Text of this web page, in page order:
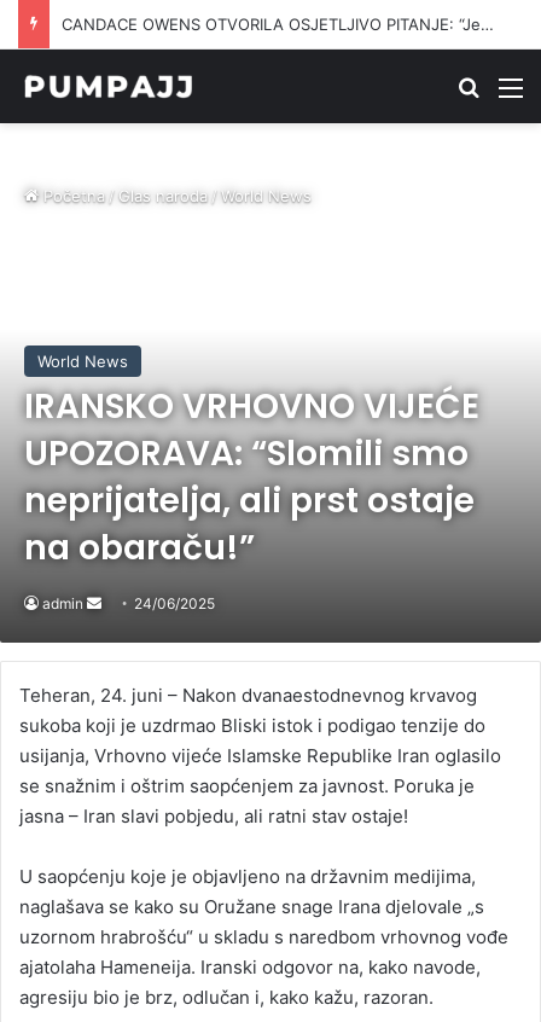
ERIC TRUMP TVRDI DA IRAN ŽELI SMRT NJEGOVOG OCA: Porodični strah otkriva koliko je sukob izmakao kontroli
Traži
Početna/Glas naroda/World News
World News
IRANSKO VRHOVNO VIJEĆE
UPOZORAVA: “Slomili smo
neprijatelja, ali prst ostaje
na obaraču!”
admin
Send
email
24/06/2025
Teheran, 24. juni – Nakon dvanaestodnevnog krvavog
sukoba koji je uzdrmao Bliski istok i podigao tenzije do
usijanja, Vrhovno vijeće Islamske Republike Iran oglasilo
se snažnim i oštrim saopćenjem za javnost. Poruka je
jasna – Iran slavi pobjedu, ali ratni stav ostaje!
U saopćenju koje je objavljeno na državnim medijima,
naglašava se kako su Oružane snage Irana djelovale „s
uzornom hrabrošću“ u skladu s naredbom vrhovnog vođe
ajatolaha Hameneija. Iranski odgovor na, kako navode,
agresiju bio je brz, odlučan i, kako kažu, razoran.